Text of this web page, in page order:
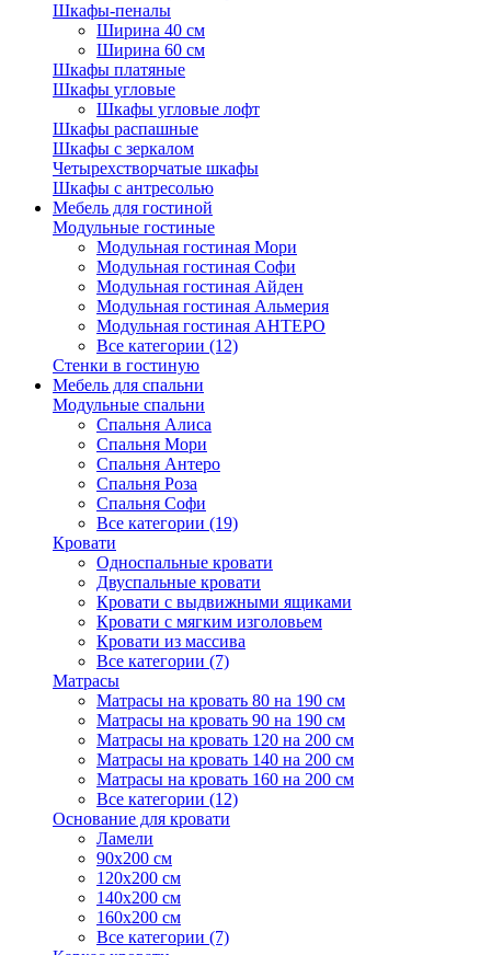
Шкафы-пеналы
Ширина 40 см
Ширина 60 см
Шкафы платяные
Шкафы угловые
Шкафы угловые лофт
Шкафы распашные
Шкафы с зеркалом
Четырехстворчатые шкафы
Шкафы с антресолью
Мебель для гостиной
Модульные гостиные
Модульная гостиная Мори
Модульная гостиная Софи
Модульная гостиная Айден
Модульная гостиная Альмерия
Модульная гостиная АНТЕРО
Все категории (12)
Стенки в гостиную
Мебель для спальни
Модульные спальни
Спальня Алиса
Спальня Мори
Спальня Антеро
Спальня Роза
Спальня Софи
Все категории (19)
Кровати
Односпальные кровати
Двуспальные кровати
Кровати с выдвижными ящиками
Кровати с мягким изголовьем
Кровати из массива
Все категории (7)
Матрасы
Матрасы на кровать 80 на 190 см
Матрасы на кровать 90 на 190 см
Матрасы на кровать 120 на 200 см
Матрасы на кровать 140 на 200 см
Матрасы на кровать 160 на 200 см
Все категории (12)
Основание для кровати
Ламели
90х200 см
120х200 см
140х200 см
160х200 см
Все категории (7)